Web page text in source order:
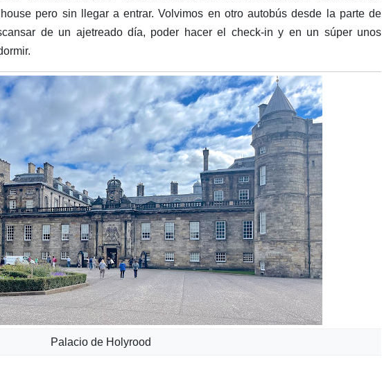
pero sin llegar a entrar. Volvimos en otro autobús desde la parte de
de un ajetreado día, poder hacer el check-in y en un súper unos
Palacio de Holyrood